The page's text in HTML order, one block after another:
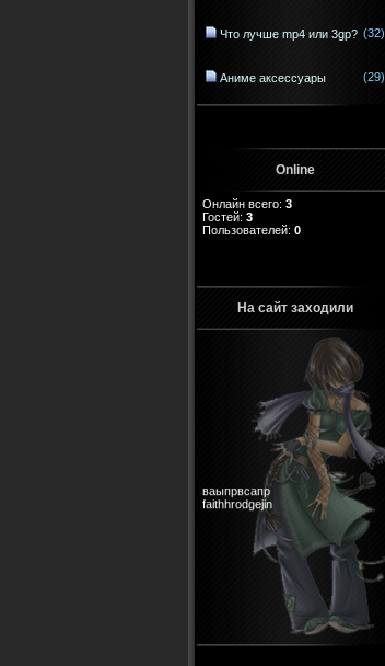
Что лучше mp4 или 3gp? (32)
Аниме аксессуары (29)
Online
Онлайн всего: 3
Гостей: 3
Пользователей: 0
На сайт заходили
ваыпрвсапр
faithhrodgejin